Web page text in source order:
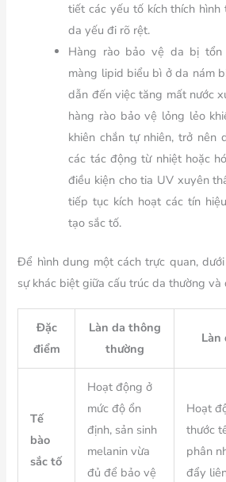
tiết các yếu tố kích thích hình
da yếu đi rõ rệt.
Hàng rào bảo vệ da bị tổn
màng lipid biểu bì ở da nám
dẫn đến việc tăng mất nước
hàng rào bảo vệ lỏng lẻo
khiên chắn tự nhiên, trở nên
các tác động từ nhiệt hoặc
điều kiện cho tia UV xuyên
tiếp tục kích hoạt các tín
tạo sắc tố.
Để hình dung một cách trực quan,
sự khác biệt giữa cấu trúc da thường và
Đặc
điểm
Làn da thông
thường
Làn
Tế
bào
sắc tố
Hoạt động ở
mức độ ổn
định, sản sinh
melanin vừa
đủ để bảo vệ
Hoạt
thước
phân
đẩy